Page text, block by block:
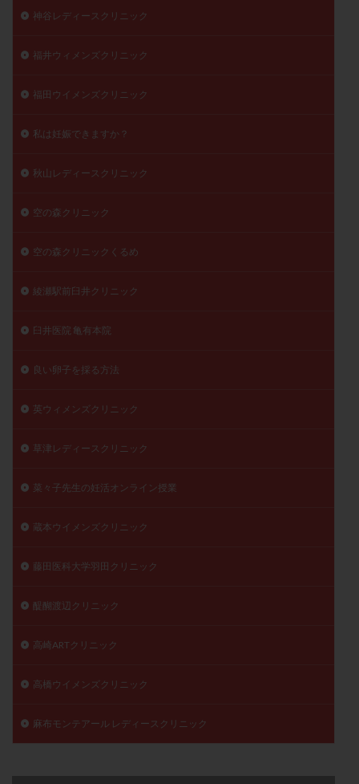
神谷レディースクリニック
福井ウィメンズクリニック
福田ウイメンズクリニック
私は妊娠できますか？
秋山レディースクリニック
空の森クリニック
空の森クリニックくるめ
綾瀬駅前臼井クリニック
臼井医院 亀有本院
良い卵子を採る方法
英ウィメンズクリニック
草津レディースクリニック
菜々子先生の妊活オンライン授業
蔵本ウイメンズクリニック
藤田医科大学羽田クリニック
醍醐渡辺クリニック
高崎ARTクリニック
高橋ウイメンズクリニック
麻布モンテアール レディースクリニック